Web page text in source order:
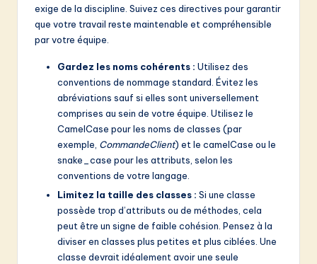
exige de la discipline. Suivez ces directives pour garantir
que votre travail reste maintenable et compréhensible
par votre équipe.
Gardez les noms cohérents : Utilisez des
conventions de nommage standard. Évitez les
abréviations sauf si elles sont universellement
comprises au sein de votre équipe. Utilisez le
CamelCase pour les noms de classes (par
exemple, CommandeClient) et le camelCase ou le
snake_case pour les attributs, selon les
conventions de votre langage.
Limitez la taille des classes : Si une classe
possède trop d’attributs ou de méthodes, cela
peut être un signe de faible cohésion. Pensez à la
diviser en classes plus petites et plus ciblées. Une
classe devrait idéalement avoir une seule